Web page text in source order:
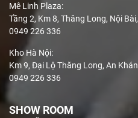
Mê Linh Plaza:
Tầng 2, Km 8, Thăng Long, Nội
0949 226 336
Kho Hà Nội:
Km 9, Đại Lộ Thăng Long, An
0949 226 336
SHOW ROOM